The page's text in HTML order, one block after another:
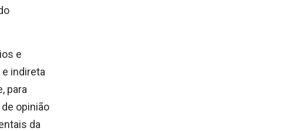
e
indireta
para
opinião
da